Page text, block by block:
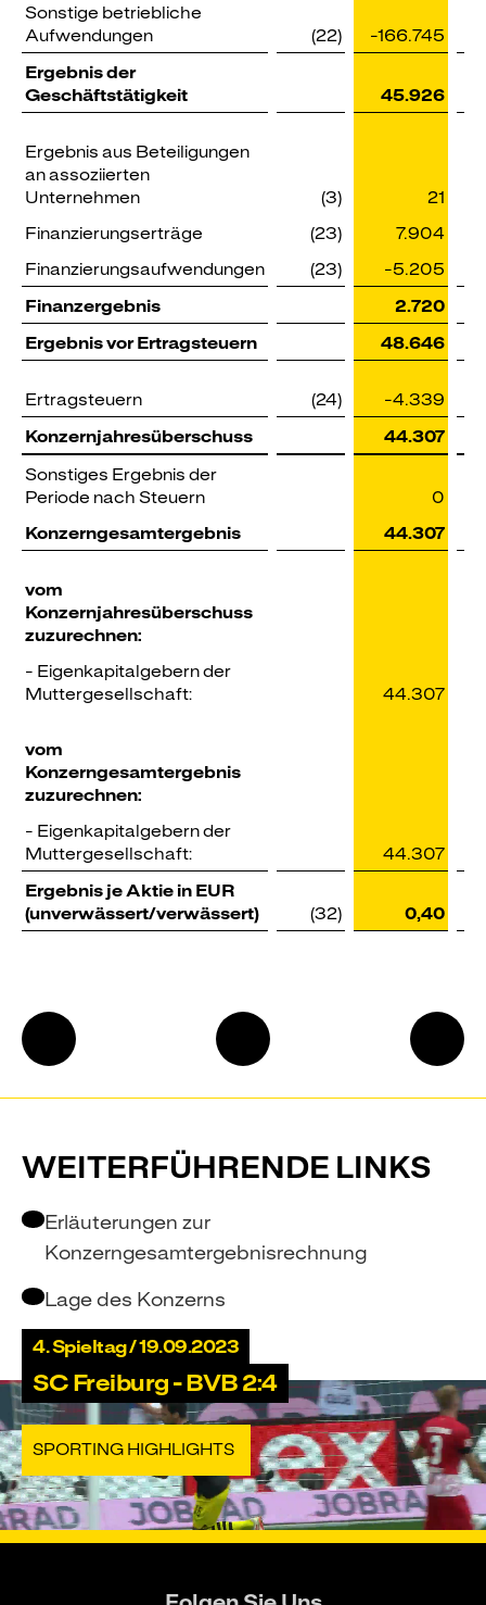
Sonstige betriebliche
Aufwendungen
(22) -166.745
Ergebnis der
Geschäftstätigkeit
45.926
Ergebnis aus Beteiligungen
an assoziierten
Unternehmen
(3)
21
Finanzierungserträge
(23)
7.904
Finanzierungsaufwendungen
(23)
-5.205
Finanzergebnis
2.720
Ergebnis vor Ertragsteuern
48.646
Ertragsteuern (24)
-4.339
Konzernjahresüberschuss
44.307
Sonstiges Ergebnis der
Periode nach Steuern
0
Konzerngesamtergebnis
44.307
vom
Konzernjahresüberschuss
zuzurechnen:
- Eigenkapitalgebern der
Muttergesellschaft:
44.307
vom
Konzerngesamtergebnis
zuzurechnen:
- Eigenkapitalgebern der
Muttergesellschaft:
44.307
Ergebnis je Aktie in EUR
(unverwässert/verwässert)
(32) 0,40
Konzernbilanz Zum
Seitenanfang
WEITERFÜHRENDE LINKS
Erläuterungen zur
Konzerngesamtergebnisrechnung
Lage des Konzerns
4. Spieltag / 19.09.2023
SC Freiburg - BVB 2:4
SPORTING HIGHLIGHTS